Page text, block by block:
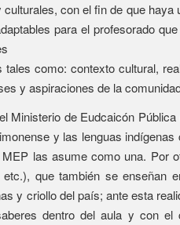
con el fin de que
para el profesorado
como: contexto cultural,
y aspiraciones de la
Ministerio de Eudcaicón
y las lenguas
las asume como una. Por
que también se
y criollo del país; ante esta
dentro del aula y con